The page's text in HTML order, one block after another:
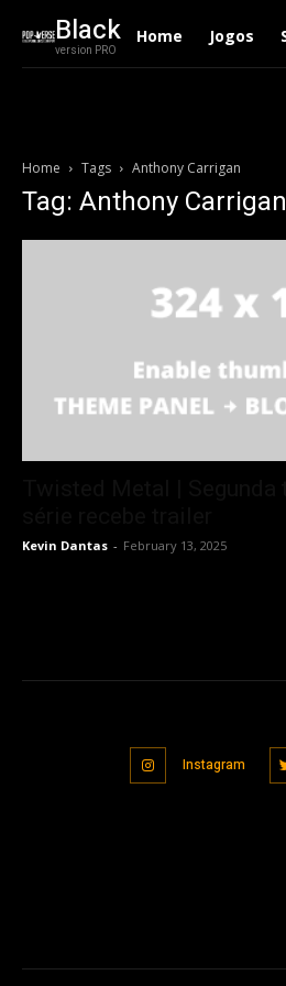
Black
version PRO
Home Jogos
Home Tags Anthony Carrigan
Tag: Anthony Carrigan
Kevin Dantas - February 13, 2025
Instagram